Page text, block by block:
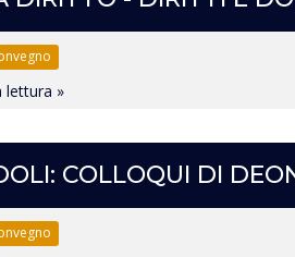
lettura »
COLLOQUI DI